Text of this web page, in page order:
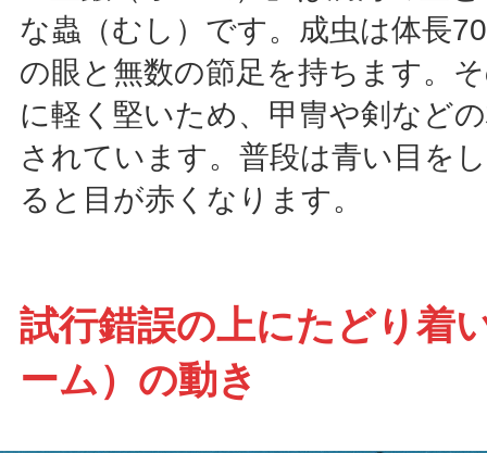
な蟲（むし）です。成虫は体長
の眼と無数の節足を持ちます。
に軽く堅いため、甲冑や剣など
されています。普段は青い目を
ると目が赤くなります。
試行錯誤の上にたどり着
ーム）の動き